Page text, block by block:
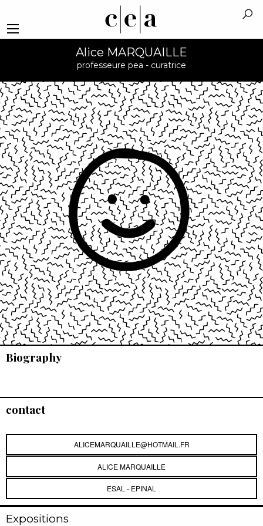
Alice MARQUAILLE
professeure pea - curatrice
Biography
contact
ALICEMARQUAILLE@HOTMAIL.FR
ALICE MARQUAILLE
ESAL - EPINAL
Expositions